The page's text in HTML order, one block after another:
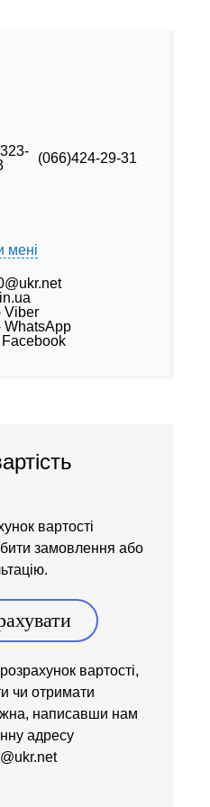
(066)424-29-31
мені
Viber
WhatsApp
вартості
замовлення або
вартості,
чи отримати
написавши нам
адресу